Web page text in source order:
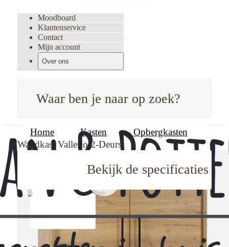
Waar ben je naar op zoek?
Moodboard
Klantenservice
Contact
Mijn account
Over ons
Home Kasten
Opbergkasten
Wandkast Vallerio 2-Deurs
Bekijk de specificaties